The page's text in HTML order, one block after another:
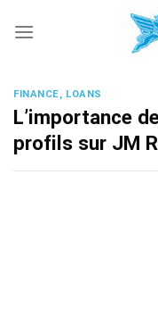
FINANCE, LOANS
L’importance
profils sur JM